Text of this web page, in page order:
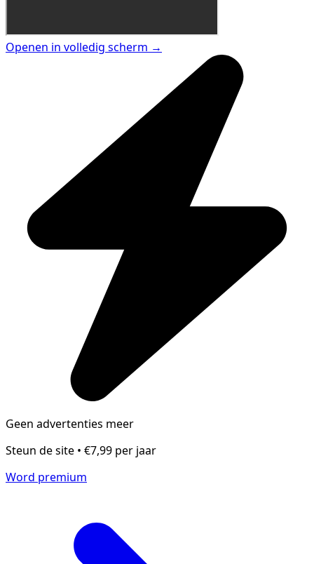
Openen in volledig scherm →
Geen advertenties meer
Steun de site • €7,99 per jaar
Word premium